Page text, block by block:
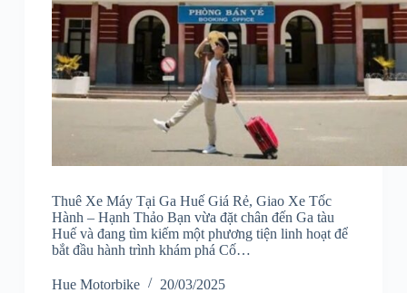
Thuê Xe Máy Tại Ga Huế Giá Rẻ, Giao Xe Tốc
Hành – Hạnh Thảo Bạn vừa đặt chân đến Ga tàu
Huế và đang tìm kiếm một phương tiện linh hoạt để
bắt đầu hành trình khám phá Cố…
Hue Motorbike 20/03/2025